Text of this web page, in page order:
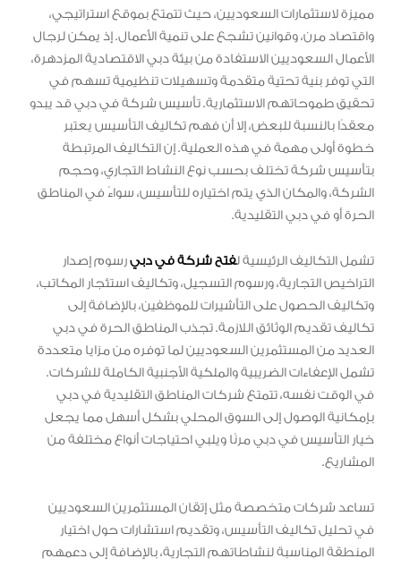
مميزة لاستثمارات السعوديين، حيث تتمتع بموقع استراتيجي،
واقتصاد مرن، وقوانين تشجع على تنمية الأعمال. إذ يمكن لرجال
الأعمال السعوديين الاستفادة من بيئة دبي الاقتصادية المزدهرة،
التي توفر بنية تحتية متقدمة وتسهيلات تنظيمية تسهم في
تحقيق طموحاتهم الاستثمارية. تأسيس شركة في دبي قد يبدو
معقدًا بالنسبة للبعض، إلا أن فهم تكاليف التأسيس يعتبر
خطوة أولى مهمة في هذه العملية. إن التكاليف المرتبطة
بتأسيس شركة تختلف بحسب نوع النشاط التجاري، وحجم
الشركة، والمكان الذي يتم اختياره للتأسيس، سواءً في المناطق
الحرة أو في دبي التقليدية.
تشمل التكاليف الرئيسية لفتح شركة في دبيرسوم إصدار
التراخيص التجارية، ورسوم التسجيل، وتكاليف استئجار المكاتب،
وتكاليف الحصول على التأشيرات للموظفين، بالإضافة إلى
تكاليف تقديم الوثائق اللازمة. تجذب المناطق الحرة في دبي
العديد من المستثمرين السعوديين لما توفره من مزايا متعددة
تشمل الإعفاءات الضريبية والملكية الأجنبية الكاملة للشركات.
في الوقت نفسه، تتمتع شركات المناطق التقليدية في دبي
بإمكانية الوصول إلى السوق المحلي بشكل أسهل مما يجعل
خيار التأسيس في دبي مرنًا ويلبي احتياجات أنواع مختلفة من
المشاريع.
تساعد شركات متخصصة مثل إتقان المستثمرين السعوديين
في تحليل تكاليف التأسيس، وتقديم استشارات حول اختيار
المنطقة المناسبة لنشاطاتهم التجارية، بالإضافة إلى دعمهم